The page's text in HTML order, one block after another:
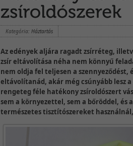
Kategória: Háztartás
Az edények aljára ragadt zsírréteg,
zsír eltávolítása néha nem könnyű
nem oldja fel teljesen a
eltávolítanád, akár még csúnyább lesz
rengeteg féle hatékony zsíroldószert
sem a környezettel, sem a bőröddel,
természetes tisztítószereket